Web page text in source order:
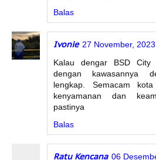
Balas
Ivonie 27 November, 2023
Kalau dengar BSD City
dengan kawasannya
lengkap. Semacam
kenyamanan dan
pastinya
Balas
Ratu Kencana 06